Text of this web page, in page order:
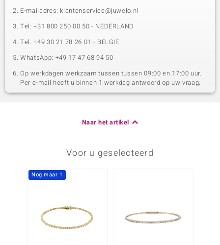
E-mailadres: klantenservice@juwelo.nl
Tel: +31 800 250 00 50 - NEDERLAND
Tel: +49 30 21 78 26 01 - BELGIË
WhatsApp: +49 17 47 68 94 50
Op werkdagen werkzaam tussen tussen 09:00 en 17:00 uur.
Per e-mail heeft u binnen 1 werkdag antwoord op uw vraag.
Naar het artikel
Voor u geselecteerd
Nog maar 1